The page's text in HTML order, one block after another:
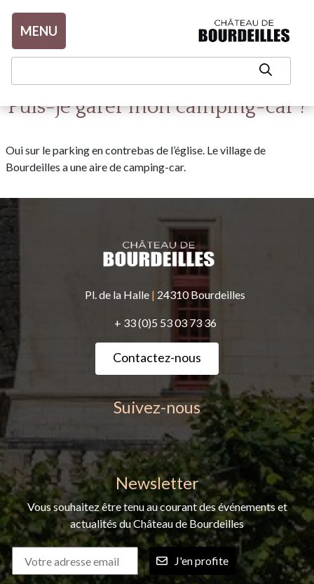
MENU
Puis-je garer mon camping-car ?
Oui sur le parking en contrebas de l’église. Le village de
Bourdeilles a une aire de camping-car.
Pl. de la Halle | 24310 Bourdeilles
+ 33 (0)5 53 03 73 36
Contactez-nous
Suivez-nous
Newsletter
Vous souhaitez être tenu au courant des événements et
actualités du Château de Bourdeilles
J'en profite